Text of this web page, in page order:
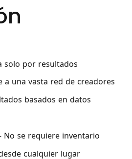
solo por resultados
a una vasta red de creadores
basados en datos
No se requiere inventario
cualquier lugar